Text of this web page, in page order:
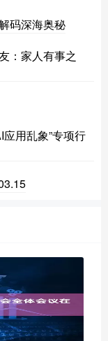
码深海奥秘
：家人有事之
用乱象”专项行